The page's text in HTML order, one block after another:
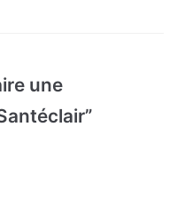
une